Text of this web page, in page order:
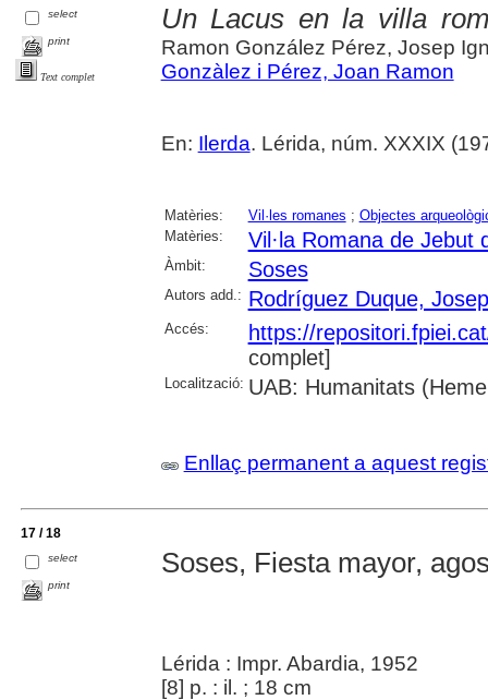
select
print
Text complet
Un Lacus en la villa
Ramon González Pérez, Josep
Gonzàlez i Pérez, Joan Ramon
En: Ilerda. Lérida, núm. XXXIX
Matèries: Vil·les romanes ; Objectes
Matèries:
Vil·la Romana de Jebut
Àmbit: Soses
Autors add.: Rodríguez Duque,
Accés:
https://
complet]
Localització: UAB: Humanitats
Enllaç permanent a aquest
17 / 18
select
print
Soses, Fiesta mayor,
Lérida : Impr. Abardia, 1952
[8] p. : il. ; 18 cm